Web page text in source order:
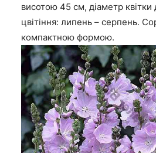
висотою 45 см, діаметр
цвітіння: липень – серпень.
компактною формою.